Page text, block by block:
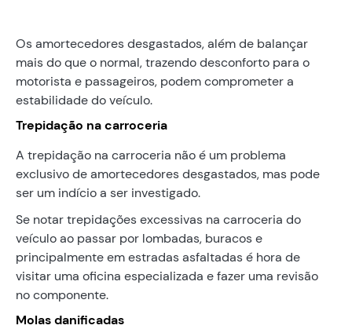
Os amortecedores desgastados, além de balançar
mais do que o normal, trazendo desconforto para o
motorista e passageiros, podem comprometer a
estabilidade do veículo.
Trepidação na carroceria
A trepidação na carroceria não é um problema
exclusivo de amortecedores desgastados, mas pode
ser um indício a ser investigado.
Se notar trepidações excessivas na carroceria do
veículo ao passar por lombadas, buracos e
principalmente em estradas asfaltadas é hora de
visitar uma oficina especializada e fazer uma revisão
no componente.
Molas danificadas